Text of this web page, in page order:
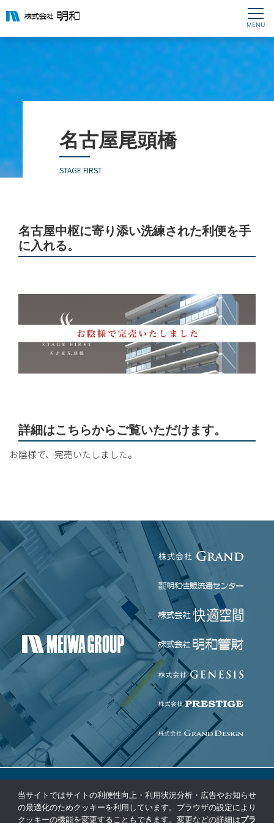
名古屋尾頭橋
STAGE FIRST
名古屋中枢に寄り添い洗練された利便を手
に入れる。
詳細はこちらからご覧いただけます。
お陰様で、完売いたしました。
個人情報保護方針 免責事項
当サイトではサイトの利便性向上・利用状況分析・広告やお知らせ
の最適化のためクッキーを利用しています。ブラウザの設定により
クッキーの機能を変更することもできます。変更などの詳細はプラ